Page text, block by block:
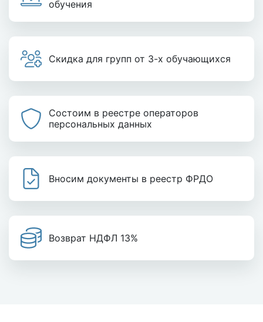
обучения
Скидка для групп от 3-х обучающихся
Состоим в реестре операторов
персональных данных
Вносим документы в реестр ФРДО
Возврат НДФЛ 13%